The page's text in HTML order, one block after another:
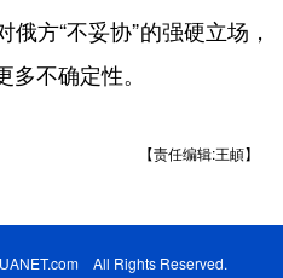
方“不妥协”的强硬立场，
多不确定性。
【责任编辑:王頔】
All Rights Reserved.